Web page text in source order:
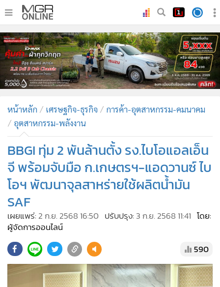
• หน้าหลัก
• ทันเหตุการณ์
• ภาคใต้
• ภูมิภาค
• บันเทิง
• ผู้จัดการรายวัน
• คอลัมนิสต์
ละคร
• CbizReview
• Cyber BIZ
• ผู้จัดกวน
• Good health & Well-being
•
• Management & HR
• MGR Live
Infographic
หน้าหลัก เศรษฐกิจ-ธุรกิจ
การค้า-อุตสาหกรรม-คมนาคม
อุตสาหกรรม-พลังงาน
BBGI ทุ่ม 2 พันล้านตั้ง รง.ไบโอแอลเอ็น
จี พร้อมจับมือ ก.เกษตรฯ-แอดวานซ์ ไบ
โอฯ พัฒนาจุลสาหร่ายใช้ผลิตน้ำมัน
SAF
เผยแพร่: 2 ก.ย. 2568 16:50 ปรับปรุง: 3 ก.ย. 2568 11:41 โดย:
ผู้จัดการออนไลน์
590